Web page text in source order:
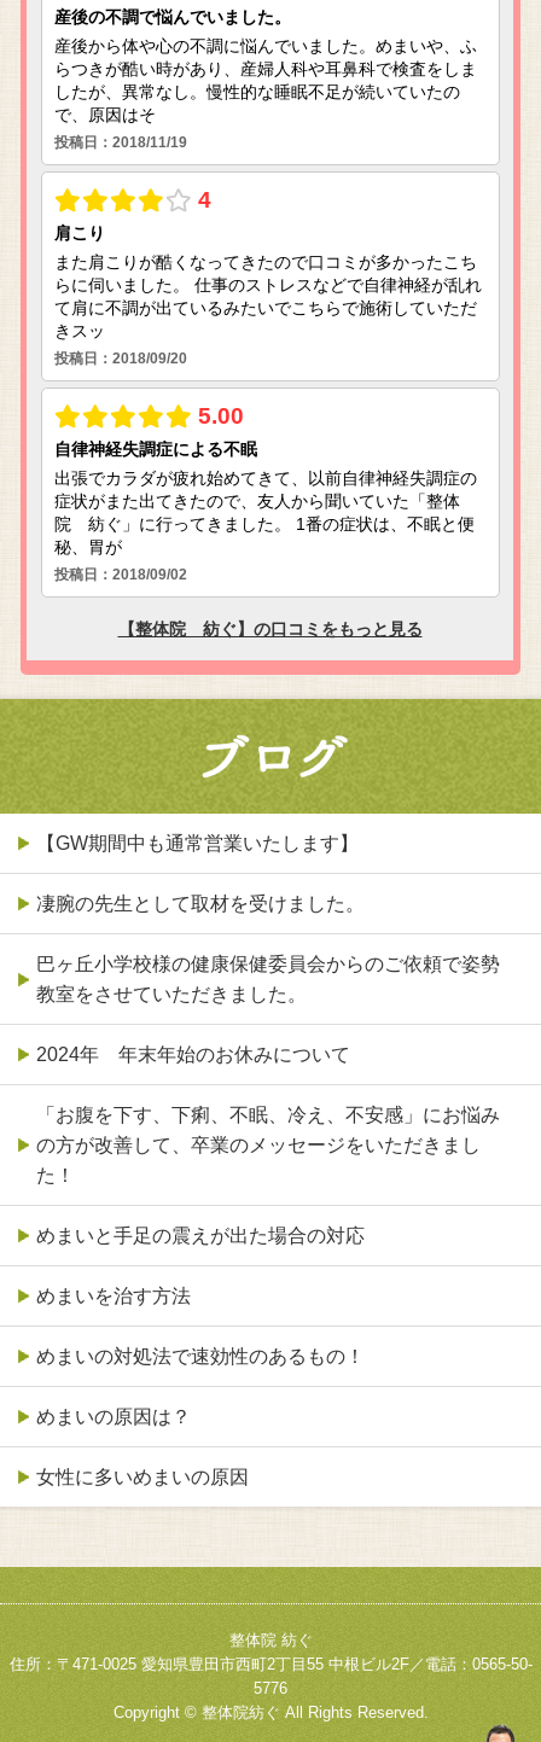
【GW期間中も通常営業いたします】
凄腕の先生として取材を受けました。
巴ヶ丘小学校様の健康保健委員会からのご依頼で姿勢
教室をさせていただきました。
2024年 年末年始のお休みについて
「お腹を下す、下痢、不眠、冷え、不安感」にお悩み
の方が改善して、卒業のメッセージをいただきまし
た！
めまいと手足の震えが出た場合の対応
めまいを治す方法
めまいの対処法で速効性のあるもの！
めまいの原因は？
女性に多いめまいの原因
整体院 紡ぐ
住所：〒471-0025 愛知県豊田市西町2丁目55 中根ビル2F／電話：0565-50-
5776
Copyright © 整体院紡ぐ All Rights Reserved.